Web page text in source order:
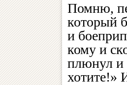
Помню,
который
и
кому и
плюнул и
хотите!»